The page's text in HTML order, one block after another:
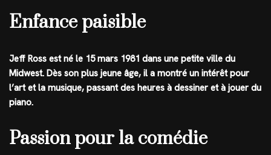
Enfance paisible
Jeff Ross est né le 15 mars 1981 dans une petite ville du
Midwest. Dès son plus jeune âge, il a montré un intérêt pour
l’art et la musique, passant des heures à dessiner et à jouer du
piano.
Passion pour la comédie